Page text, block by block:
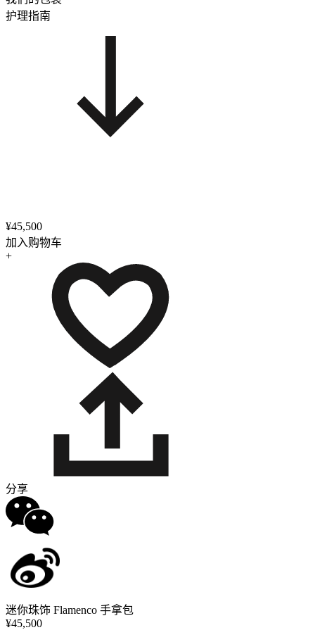
护理指南
¥45,500
加入购物车
+
分享
迷你珠饰 Flamenco 手拿包
¥45,500